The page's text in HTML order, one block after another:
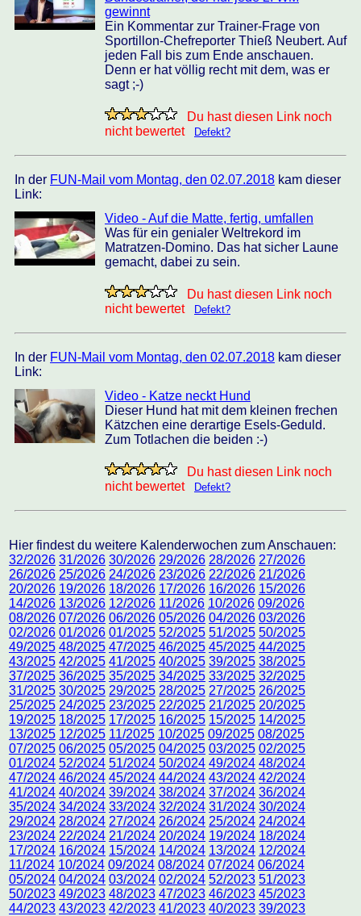
gewinnt
Ein Kommentar zur Trainer-Frage von
Sportillon-Chefreporter Thieß Neubert. Auf
jeden Fall bis zum Ende anschauen.
Denn er hat völlig recht mit dem, was er
sagt ;-)
Du hast diesen Link noch
nicht bewertet
Defekt?
In der FUN-Mail vom Montag, den 02.07.2018 kam dieser
Link:
Video - Auf die Matte, fertig, umfallen
Was für ein genialer Weltrekord im
Matratzen-Domino. Das hat sicher Laune
gemacht, dabei zu sein.
Du hast diesen Link noch
nicht bewertet
Defekt?
In der FUN-Mail vom Montag, den 02.07.2018 kam dieser
Link:
Video - Katze neckt Hund
Dieser Hund hat mit dem kleinen frechen
Kätzchen eine derartige Esels-Geduld.
Zum Totlachen die beiden :-)
Du hast diesen Link noch
nicht bewertet
Defekt?
Hier findest du weitere Kalenderwochen zum Anschauen:
32/2026 31/2026 30/2026 29/2026 28/2026 27/2026
26/2026 25/2026 24/2026 23/2026 22/2026 21/2026
20/2026 19/2026 18/2026 17/2026 16/2026 15/2026
14/2026 13/2026 12/2026 11/2026 10/2026 09/2026
08/2026 07/2026 06/2026 05/2026 04/2026 03/2026
02/2026 01/2026 01/2025 52/2025 51/2025 50/2025
49/2025 48/2025 47/2025 46/2025 45/2025 44/2025
43/2025 42/2025 41/2025 40/2025 39/2025 38/2025
37/2025 36/2025 35/2025 34/2025 33/2025 32/2025
31/2025 30/2025 29/2025 28/2025 27/2025 26/2025
25/2025 24/2025 23/2025 22/2025 21/2025 20/2025
19/2025 18/2025 17/2025 16/2025 15/2025 14/2025
13/2025 12/2025 11/2025 10/2025 09/2025 08/2025
07/2025 06/2025 05/2025 04/2025 03/2025 02/2025
01/2024 52/2024 51/2024 50/2024 49/2024 48/2024
47/2024 46/2024 45/2024 44/2024 43/2024 42/2024
41/2024 40/2024 39/2024 38/2024 37/2024 36/2024
35/2024 34/2024 33/2024 32/2024 31/2024 30/2024
29/2024 28/2024 27/2024 26/2024 25/2024 24/2024
23/2024 22/2024 21/2024 20/2024 19/2024 18/2024
17/2024 16/2024 15/2024 14/2024 13/2024 12/2024
11/2024 10/2024 09/2024 08/2024 07/2024 06/2024
05/2024 04/2024 03/2024 02/2024 52/2023 51/2023
50/2023 49/2023 48/2023 47/2023 46/2023 45/2023
44/2023 43/2023 42/2023 41/2023 40/2023 39/2023